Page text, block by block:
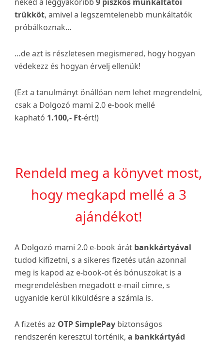
trükköt, amivel a legszemtelenebb munkáltatók
próbálkoznak…
…de azt is részletesen megismered, hogy hogyan
védekezz és hogyan érvelj ellenük!
(Ezt a tanulmányt önállóan nem lehet megrendelni,
csak a Dolgozó mami 2.0 e-book mellé
kapható 1.100,- Ft-ért!)
Rendeld meg a könyvet most,
hogy megkapd mellé a 3
ajándékot!
A Dolgozó mami 2.0 e-book árát bankkártyával
tudod kifizetni, s a sikeres fizetés után azonnal
meg is kapod az e-book-ot és bónuszokat is a
megrendelésben megadott e-mail címre, s
ugyanide kerül kiküldésre a számla is.
A fizetés az OTP SimplePay biztonságos
rendszerén keresztül történik, a bankkártyád